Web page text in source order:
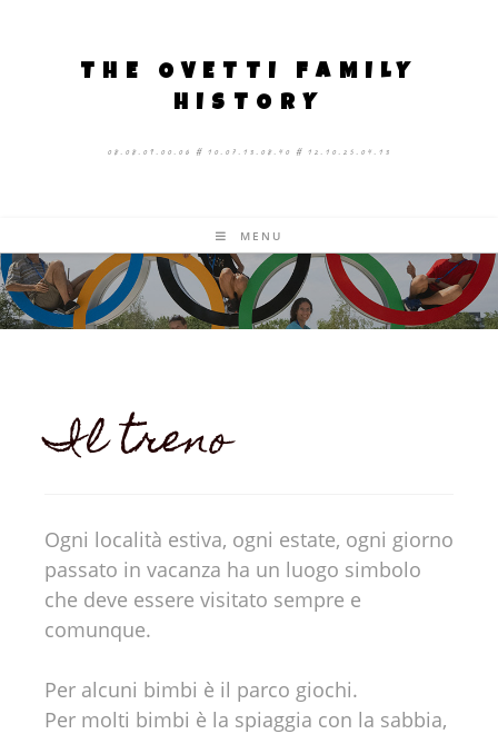
THE OVETTI FAMILY
HISTORY
08.08.09.00.06 # 10.07.13.08.40 # 12.10.25.04.13
MENU
Il treno
Ogni località estiva, ogni estate, ogni giorno
passato in vacanza ha un luogo simbolo
che deve essere visitato sempre e
comunque.
Per alcuni bimbi è il parco giochi.
Per molti bimbi è la spiaggia con la sabbia,